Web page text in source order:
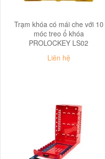
Trạm khóa có mái che với 10
móc treo ổ khóa
PROLOCKEY LS02
Liên hệ